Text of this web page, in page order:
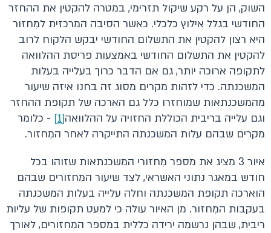
השוק, הן על רקע שיקול תזרימי, במטרה להקטין את ההחזר
החודשי בגלל אילוץ כלכלי. כאשר הסיבה המרכזית למִחזור
היא רצון להקטין את התשלום החודשי יבקש הלקוח לרוב
להקטין את התשלום החודשי באמצעות פריסת ההלוואה
לתקופה ארוכה יותר, גם אם הדבר כרוך בעלייה בעלות
המשכנתה. כדי לזהות מקרים מסוג זה בחנו איזה שיעור
מהמשכנתאות שמוחזרו כלל גם הארכה של תקופת ההחזר
וגם עלייה בריבית הכוללת החזויה על ההלוואה[1]
- כלומר
מקרים שבהם עלות המשכנתה התייקרה לאחר המִחזור.
איור 3 מציג את מספר מִחזורי המשכנתאות שזוהו בכל
חודש במאגר נתוני האשראי, לצד שיעור המִחזורים שבהם
הוארכה תקופת המשכנתה וחלה עלייה בעלות המשכנתה
בעקבות המִחזור. מן האיור עולה כי למעט תקופות של עליות
ריבית, שבהן נרשמה ירידה כללית במספר המִחזורים, לאורך